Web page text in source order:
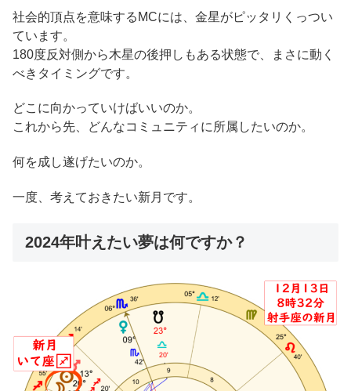
社会的頂点を意味するMCには、金星がピッタリくっつい
ています。
180度反対側から木星の後押しもある状態で、まさに動く
べきタイミングです。
どこに向かっていけばいいのか。
これから先、どんなコミュニティに所属したいのか。
何を成し遂げたいのか。
一度、考えておきたい新月です。
2024年叶えたい夢は何ですか？